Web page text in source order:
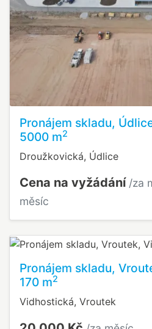
Pronájem skladu,
5000 m2
Droužkovická, Údlice
Cena na vyžádání /za
měsíc
Pronájem skladu,
170 m2
Vidhostická, Vroutek